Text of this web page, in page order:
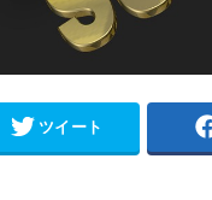
ツイート